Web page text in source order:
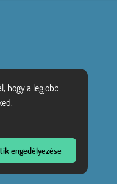
hogy a legjobb
engedélyezése